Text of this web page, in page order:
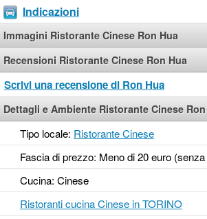
Indicazioni
Immagini Ristorante Cinese Ron Hua
Recensioni Ristorante Cinese Ron Hua
Scrivi una recensione di Ron Hua
Dettagli e Ambiente Ristorante Cinese
Tipo locale: Ristorante Cinese
Fascia di prezzo: Meno di 20 euro
Cucina: Cinese
Ristoranti cucina Cinese in TORINO